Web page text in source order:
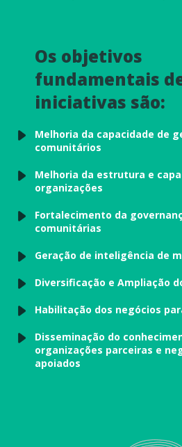
Os objetivos
fundamentais
iniciativas são:
Melhoria da capacidade de
comunitários
Melhoria da estrutura e
organizações
Fortalecimento da
comunitárias
Geração de inteligência de
Diversificação e Ampliação
Habilitação dos negócios
Disseminação do
organizações parceiras e
apoiados